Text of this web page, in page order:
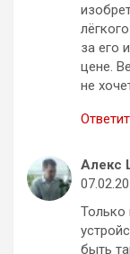
за его
цене.
не
Алекс
быть